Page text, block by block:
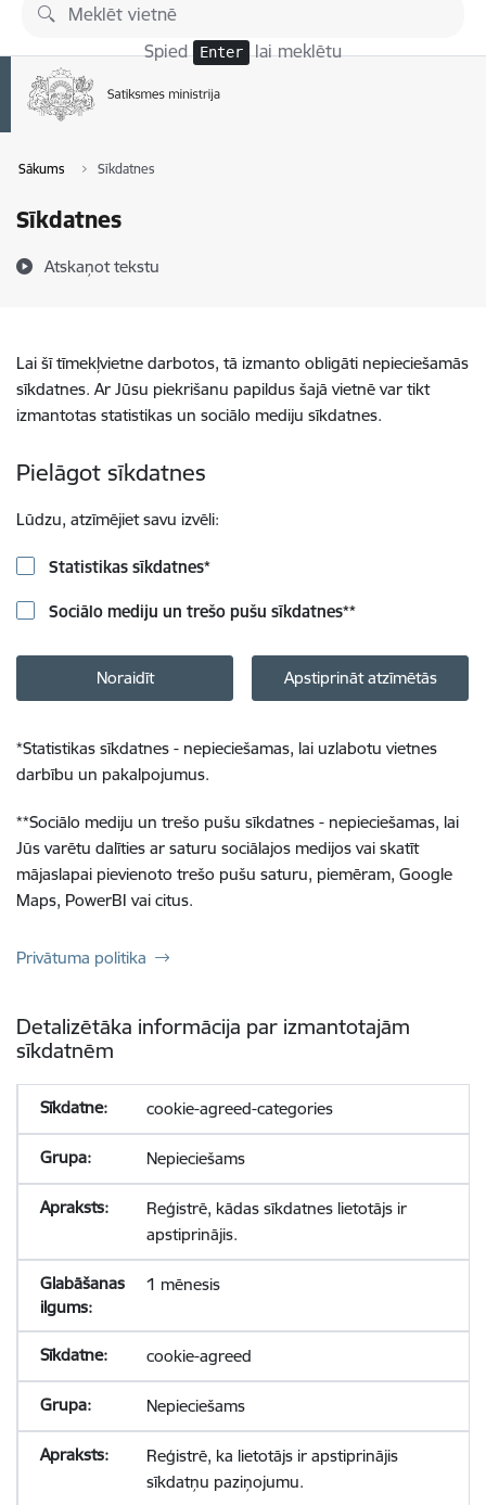
Pāriet uz lapas saturu
Spied Enter lai meklētu
Sākums Sīkdatnes
Sīkdatnes
Atskaņot tekstu
Lai šī tīmekļvietne darbotos, tā izmanto obligāti nepieciešamās
sīkdatnes. Ar Jūsu piekrišanu papildus šajā vietnē var tikt
izmantotas statistikas un sociālo mediju sīkdatnes.
Pielāgot sīkdatnes
Lūdzu, atzīmējiet savu izvēli:
Statistikas sīkdatnes*
Sociālo mediju un trešo pušu sīkdatnes**
Noraidīt Apstiprināt atzīmētās
*Statistikas sīkdatnes - nepieciešamas, lai uzlabotu vietnes
darbību un pakalpojumus.
**Sociālo mediju un trešo pušu sīkdatnes - nepieciešamas, lai
Jūs varētu dalīties ar saturu sociālajos medijos vai skatīt
mājaslapai pievienoto trešo pušu saturu, piemēram, Google
Maps, PowerBI vai citus.
Privātuma politika
Detalizētāka informācija par izmantotajām
sīkdatnēm
cookie-agreed-categories
Nepieciešams
Reģistrē, kādas sīkdatnes lietotājs ir
apstiprinājis.
1 mēnesis
cookie-agreed
Nepieciešams
Reģistrē, ka lietotājs ir apstiprinājis
sīkdatņu paziņojumu.